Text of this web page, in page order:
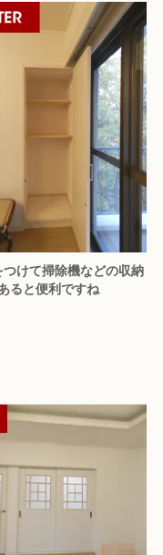
けて掃除機などの収納
ると便利ですね